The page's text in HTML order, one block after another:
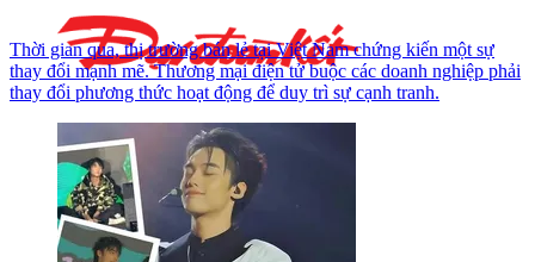
Thời gian qua, thị trường bán lẻ tại Việt Nam chứng kiến một sự
thay đổi mạnh mẽ. Thương mại điện tử buộc các doanh nghiệp phải
thay đổi phương thức hoạt động để duy trì sự cạnh tranh.